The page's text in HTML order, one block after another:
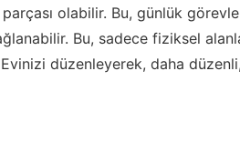
olabilir. Bu, günlük
Bu, sadece fiziksel
düzenleyerek, daha